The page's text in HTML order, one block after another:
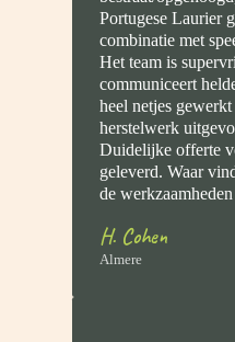
Portugese Laurier
combinatie met
Het team is
communiceert
heel netjes
herstelwerk
Duidelijke offerte
geleverd. Waar
de
H. Cohen
Almere